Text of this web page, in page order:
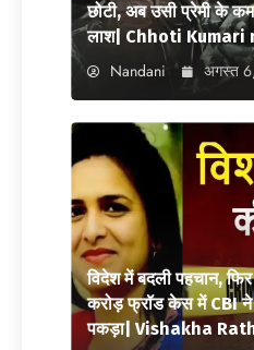
छोटी, अब उसी प्रेमी के
लाश| Chhoti Kumari
Nandani अगस्त
विदेश में बदली पहचान,
करोड़ फ्रॉड केस में CBI ने
पकड़ा| Vishakha